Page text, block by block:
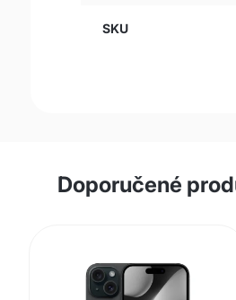
SKU
Doporučené